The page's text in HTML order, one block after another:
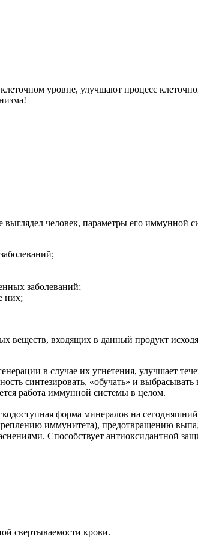
уровне, улучшают процесс
человек, параметры его иммунной
заболеваний;
них;
веществ, входящих в данный продукт
в случае их угнетения, улучшает
синтезировать, «обучать» и
работа иммунной системы в целом.
форма минералов на
иммунитета), предотвращению
Способствует антиоксидантной
свертываемости крови.